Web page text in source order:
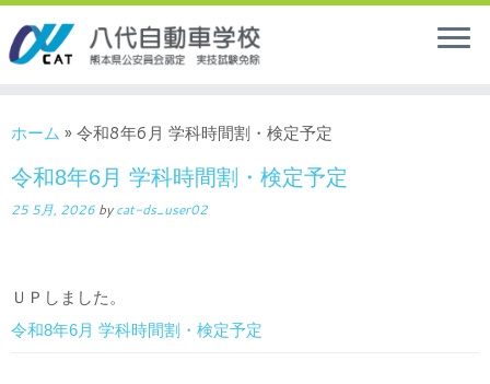
ホーム » 令和8年6月 学科時間割・検定予定
令和8年6月 学科時間割・検定予定
25 5月, 2026 bycat-ds_user02
ＵＰしました。
令和8年6月 学科時間割・検定予定